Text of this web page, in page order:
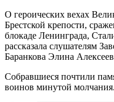
О героических вехах
Брестской крепости,
блокаде Ленинграда,
рассказала слушателям
Баранкова Элина
Собравшиеся почтили
воинов минутой молчания.